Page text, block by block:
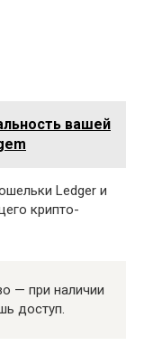
вашей
Ledger и
крипто-
— при наличии
доступ.